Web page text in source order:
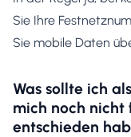
Sie Ihre
Sie mobile Daten
Was sollte ich
mich noch nicht
entschieden